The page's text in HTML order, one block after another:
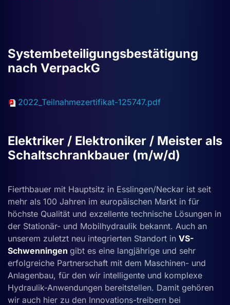
Systembeteiligungsbestätigung
nach VerpackG
2022_Teilnahmezertifikat-125747.pdf
Elektriker / Elektroniker / Meister als
Schaltschrankbauer (m/w/d)
Fierthbauer mit Hauptsitz in Esslingen/Neckar ist seit
mehr als 100 Jahren im europäischen Markt in für
höchste Qualität und exzellente technische Lösungen in
der Stationär- und Mobilhydraulik bekannt. Auch an
unserem zuletzt neu integrierten Standort in VS-
Schwenningen gibt es eine langjährige und sehr
erfolgreiche Partnerschaft mit dem Maschinen- und
Anlagenbau, für den wir intelligente und komplexe
Hydraulik-Anwendungen bereitstellen. Damit gehören
wir auch hier zu den Innovations-treibern bei